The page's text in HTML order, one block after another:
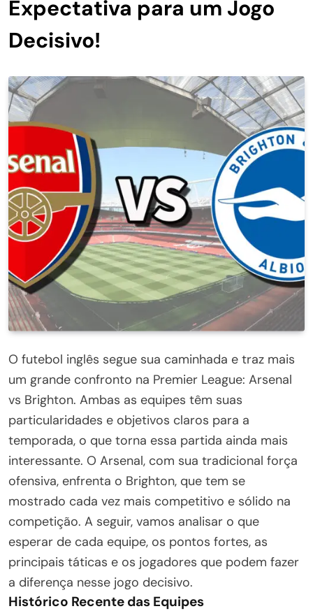
Expectativa para um Jogo
Decisivo!
O futebol inglês segue sua caminhada e traz mais
um grande confronto na Premier League: Arsenal
vs Brighton. Ambas as equipes têm suas
particularidades e objetivos claros para a
temporada, o que torna essa partida ainda mais
interessante. O Arsenal, com sua tradicional força
ofensiva, enfrenta o Brighton, que tem se
mostrado cada vez mais competitivo e sólido na
competição. A seguir, vamos analisar o que
esperar de cada equipe, os pontos fortes, as
principais táticas e os jogadores que podem fazer
a diferença nesse jogo decisivo.
Histórico Recente das Equipes